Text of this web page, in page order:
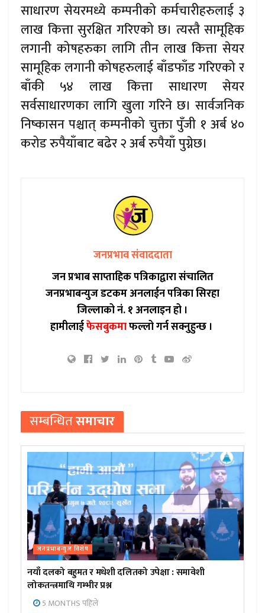
साधारण सेयरमध्ये कम्पनीको कर्मचारीहरुलाई ३
लाख कित्ता सुरक्षित गरिएको छ। त्यस्तै सामूहिक
लगानी कोषहरुका लागि तीन लाख कित्ता सेयर
सामूहिक लगानी कोषहरुलाई बाँडफाँड गरिएको र
बाँकी ५४ लाख कित्ता साधारण सेयर
सर्वसाधारणका लागि खुला गरिने छ। सार्वजनिक
निष्कासन पश्चात् कम्पनीको चुक्ता पुँजी १ अर्ब ४०
करोड रुपैयाँबाट बढेर २ अर्ब रुपैयाँ पुग्नेछ।
जनप्रभाव संवाददाता
जन प्रभाब साप्ताहिक पत्रिकाद्वारा संचालित
जनप्रभाबन्युज डटकम अनलाईन पत्रिका सिरहा
जिल्लाको नं. १ अनलाइन हो ।
हामीलाईफेसबुकमाफल्लो गर्न सक्नुहुन्छ ।
सम्बन्धितसमाचार
जनप्रभाबन्युज विशेष
नयाँ दलको बहुमत र मधेशी दलितको उपेक्षा : समावेशी
लोकतन्त्रमाथि गम्भीर प्रश्न
5 MONTHS पहिले